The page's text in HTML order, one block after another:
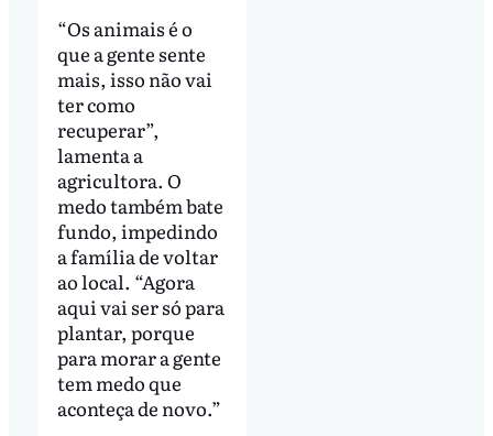
“Os animais é o
que a gente sente
mais, isso não vai
ter como
recuperar”,
lamenta a
agricultora. O
medo também bate
fundo, impedindo
a família de voltar
ao local. “Agora
aqui vai ser só para
plantar, porque
para morar a gente
tem medo que
aconteça de novo.”